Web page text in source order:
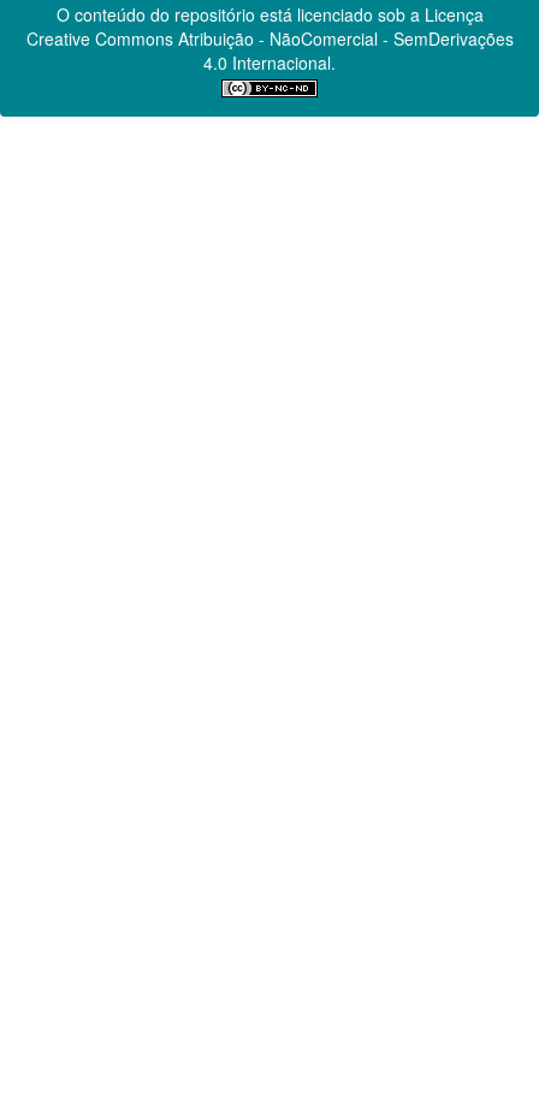
O conteúdo do repositório está licenciado sob a Licença
Creative CommonsAtribuição - NãoComercial - SemDerivações
4.0 Internacional.